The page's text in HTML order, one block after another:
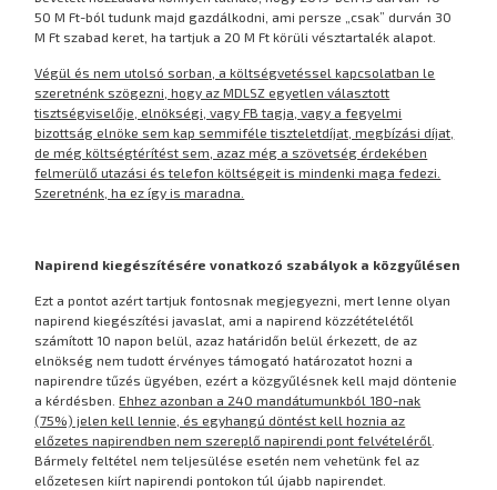
50 M Ft-ból tudunk majd gazdálkodni, ami persze „csak” durván 30
M Ft szabad keret, ha tartjuk a 20 M Ft körüli vésztartalék alapot.
Végül és nem utolsó sorban, a költségvetéssel kapcsolatban le
szeretnénk szögezni, hogy az MDLSZ egyetlen választott
tisztségviselője, elnökségi, vagy FB tagja, vagy a fegyelmi
bizottság elnöke sem kap semmiféle tiszteletdíjat, megbízási díjat,
de még költségtérítést sem, azaz még a szövetség érdekében
felmerülő utazási és telefon költségeit is mindenki maga fedezi.
Szeretnénk, ha ez így is maradna.
Napirend kiegészítésére vonatkozó szabályok a közgyűlésen
Ezt a pontot azért tartjuk fontosnak megjegyezni, mert lenne olyan
napirend kiegészítési javaslat, ami a napirend közzétételétől
számított 10 napon belül, azaz határidőn belül érkezett, de az
elnökség nem tudott érvényes támogató határozatot hozni a
napirendre tűzés ügyében, ezért a közgyűlésnek kell majd döntenie
a kérdésben.Ehhez azonban a 240 mandátumunkból 180-nak
(75%) jelen kell lennie, és egyhangú döntést kell hoznia az
előzetes napirendben nem szereplő napirendi pont felvételéről
Bármely feltétel nem teljesülése esetén nem vehetünk fel az
előzetesen kiírt napirendi pontokon túl újabb napirendet.